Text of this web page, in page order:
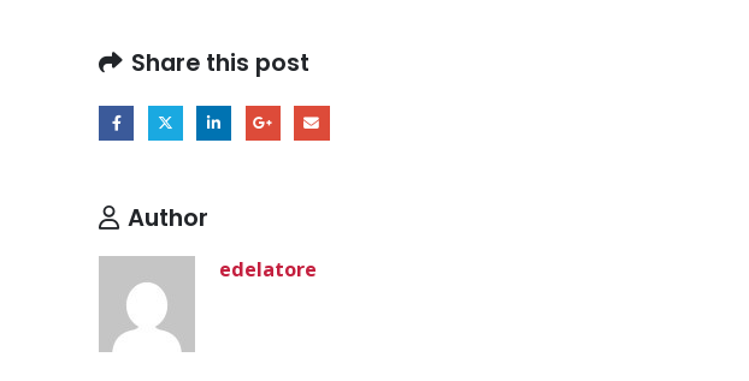
Share this post
Author
edelatore